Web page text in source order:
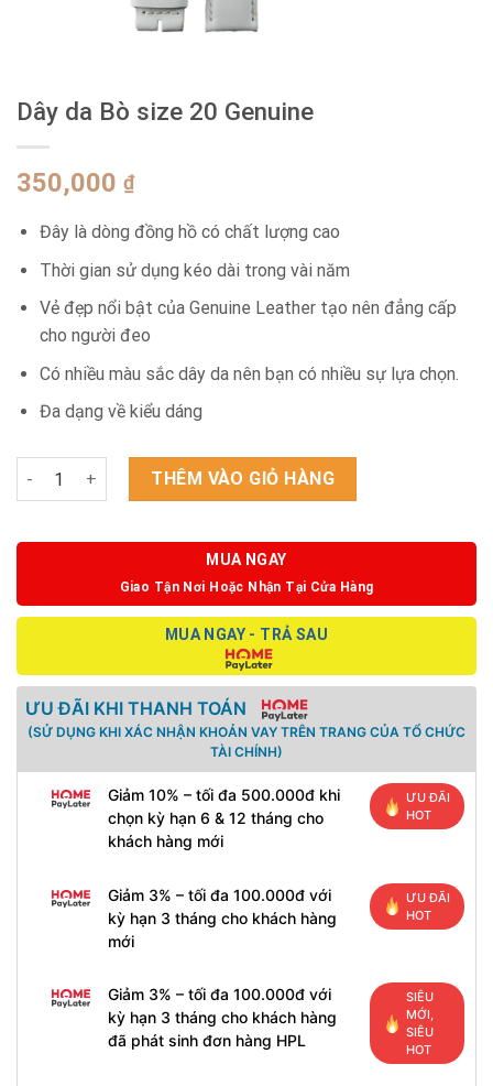
Dây da Bò size 20 Genuine
350,000 ₫
Đây là dòng đồng hồ có chất lượng cao
Thời gian sử dụng kéo dài trong vài năm
Vẻ đẹp nổi bật của Genuine Leather tạo nên đẳng cấp
cho người đeo
Có nhiều màu sắc dây da nên bạn có nhiều sự lựa chọn.
Đa dạng về kiểu dáng
Dây da Bò size 20 Genuine số lượng
THÊM VÀO GIỎ HÀNG
MUA NGAY
Giao Tận Nơi Hoặc Nhận Tại Cửa Hàng
MUA NGAY - TRẢ SAU
ƯU ĐÃI KHI THANH TOÁN
(SỬ DỤNG KHI XÁC NHẬN KHOẢN VAY TRÊN TRANG CỦA TỔ CHỨC
TÀI CHÍNH)
Giảm 10% – tối đa 500.000đ khi
chọn kỳ hạn 6 & 12 tháng cho
khách hàng mới
ƯU ĐÃI
HOT
Giảm 3% – tối đa 100.000đ với
kỳ hạn 3 tháng cho khách hàng
mới
ƯU ĐÃI
HOT
Giảm 3% – tối đa 100.000đ với
kỳ hạn 3 tháng cho khách hàng
đã phát sinh đơn hàng HPL
SIÊU
MỚI,
SIÊU
HOT